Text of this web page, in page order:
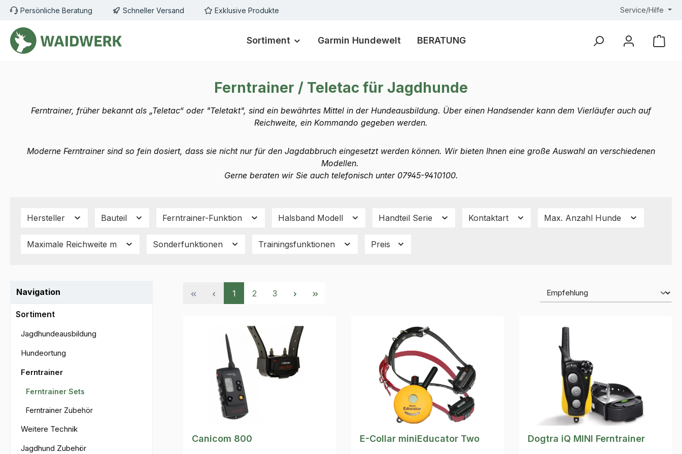
Hauptinhalt springen
Zur Suche springen
Zur Hauptnavigation springen
Persönliche Beratung Schneller Versand Exklusive Produkte Service/Hilfe
Sortiment Garmin Hundewelt BERATUNG
Ferntrainer / Teletac für Jagdhunde
Ferntrainer, früher bekannt als „Teletac“ oder "Teletakt", sind ein bewährtes Mittel in der Hundeausbildung. Über einen Handsender kann dem Vierläufer auch auf
Reichweite, ein Kommando gegeben werden.
Moderne Ferntrainer sind so fein dosiert, dass sie nicht nur für den Jagdabbruch eingesetzt werden können. Wir bieten Ihnen eine große Auswahl an verschiedenen
Modellen.
Gerne beraten wir Sie auch telefonisch unter 07945-9410100.
Hersteller Bauteil Ferntrainer-Funktion Halsband Modell Handteil Serie Kontaktart Max. Anzahl Hunde
Maximale Reichweite m Sonderfunktionen Trainingsfunktionen Preis
Navigation
Sortiment
Jagdhundeausbildung
Hundeortung
Ferntrainer
Ferntrainer Sets
Ferntrainer Zubehör
Weitere Technik
Jagdhund Zubehör
Seite
1 Seite
2 Seite
3
Canicom 800 E-Collar miniEducator Two Dogtra iQ MINI Ferntrainer